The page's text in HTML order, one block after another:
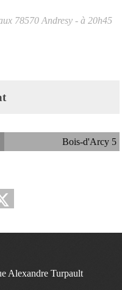
78570 Andresy - à 20h45
Bois-d'Arcy 5
Alexandre Turpault